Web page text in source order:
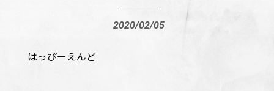
2020/02/05
はっぴーえんど